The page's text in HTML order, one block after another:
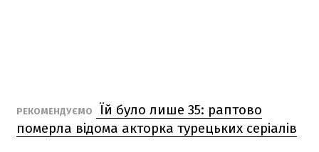
РЕКОМЕНДУЄМО
Їй було лише 35: раптово
померла відома акторка турецьких серіалів